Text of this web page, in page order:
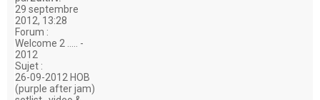
29 septembre
2012, 13:28
Forum :
Welcome 2 ..... -
2012
Sujet :
26-09-2012 HOB
(purple after jam)